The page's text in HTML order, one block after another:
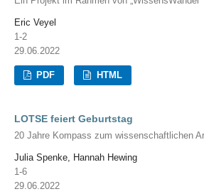
Eric Veyel
1-2
29.06.2022
PDF HTML
LOTSE feiert Geburtstag
20 Jahre Kompass zum wissenschaftlichen
Julia Spenke, Hannah Hewing
1-6
29.06.2022